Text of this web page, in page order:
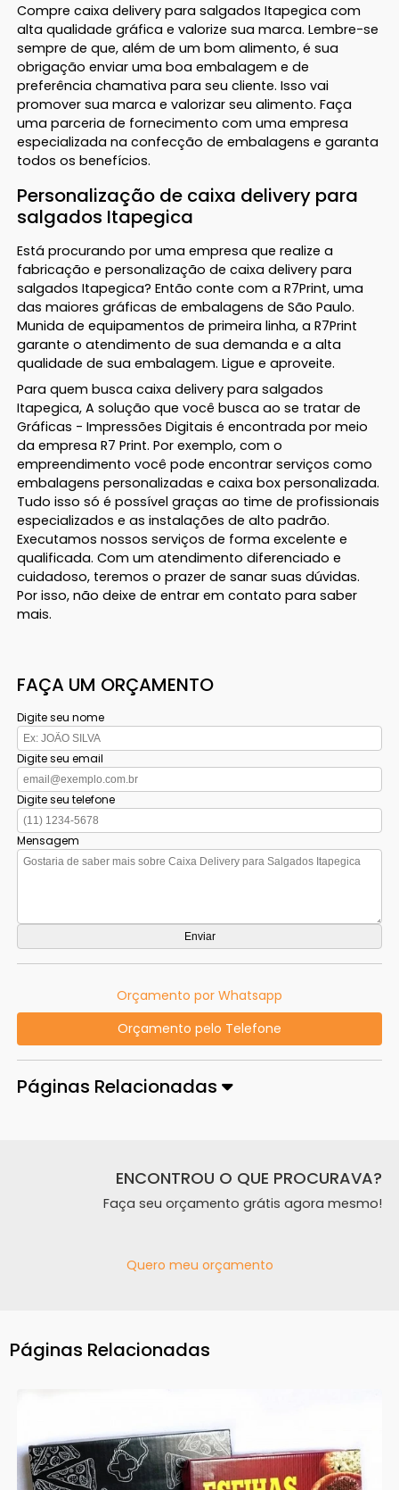
Compre caixa delivery para salgados Itapegica com
alta qualidade gráfica e valorize sua marca. Lembre-se
sempre de que, além de um bom alimento, é sua
obrigação enviar uma boa embalagem e de
preferência chamativa para seu cliente. Isso vai
promover sua marca e valorizar seu alimento. Faça
uma parceria de fornecimento com uma empresa
especializada na confecção de embalagens e garanta
todos os benefícios.
Personalização de caixa delivery para
salgados Itapegica
Está procurando por uma empresa que realize a
fabricação e personalização de caixa delivery para
salgados Itapegica? Então conte com a R7Print, uma
das maiores gráficas de embalagens de São Paulo.
Munida de equipamentos de primeira linha, a R7Print
garante o atendimento de sua demanda e a alta
qualidade de sua embalagem. Ligue e aproveite.
Para quem busca caixa delivery para salgados
Itapegica, A solução que você busca ao se tratar de
Gráficas - Impressões Digitais é encontrada por meio
da empresa R7 Print. Por exemplo, com o
empreendimento você pode encontrar serviços como
embalagens personalizadas e caixa box personalizada.
Tudo isso só é possível graças ao time de profissionais
especializados e as instalações de alto padrão.
Executamos nossos serviços de forma excelente e
qualificada. Com um atendimento diferenciado e
cuidadoso, teremos o prazer de sanar suas dúvidas.
Por isso, não deixe de entrar em contato para saber
mais.
FAÇA UM ORÇAMENTO
Digite seu nome
Digite seu email
Digite seu telefone
Mensagem
Orçamento por Whatsapp
Orçamento pelo Telefone
Páginas Relacionadas
ENCONTROU O QUE PROCURAVA?
Faça seu orçamento grátis agora mesmo!
Quero meu orçamento
Páginas Relacionadas